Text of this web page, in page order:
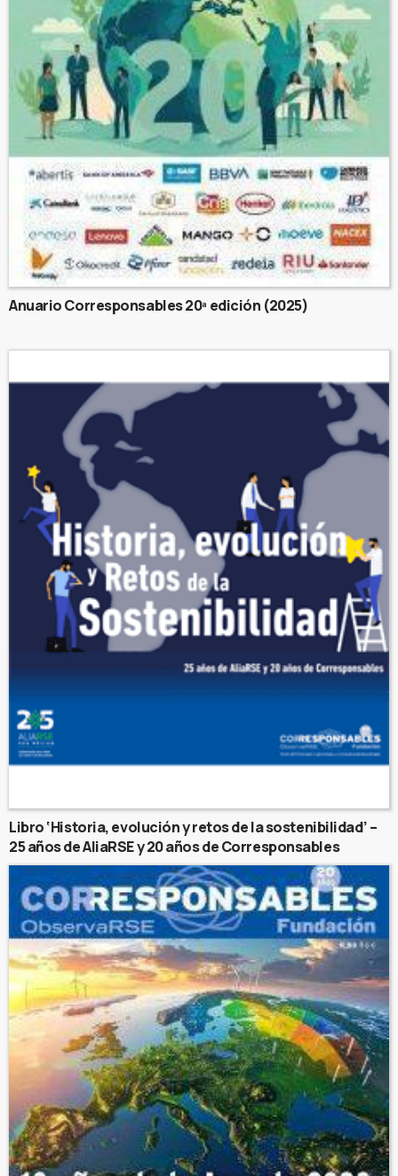
Anuario Corresponsables 20ª edición (2025)
Libro ‘Historia, evolución y retos de la sostenibilidad’ –
25 años de AliaRSE y 20 años de Corresponsables